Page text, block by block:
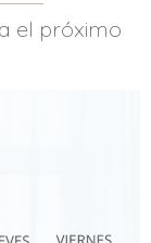
el próximo